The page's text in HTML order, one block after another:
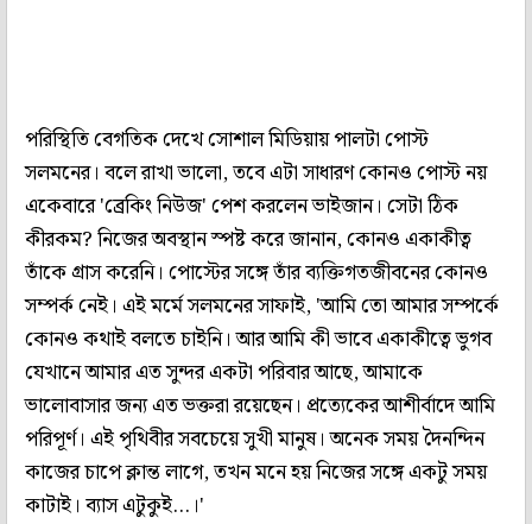
পরিস্থিতি বেগতিক দেখে সোশাল মিডিয়ায় পালটা পোস্ট
সলমনের। বলে রাখা ভালো, তবে এটা সাধারণ কোনও পোস্ট নয়
একেবারে 'ব্রেকিং নিউজ' পেশ করলেন ভাইজান। সেটা ঠিক
কীরকম? নিজের অবস্থান স্পষ্ট করে জানান, কোনও একাকীত্ব
তাঁকে গ্রাস করেনি। পোস্টের সঙ্গে তাঁর ব্যক্তিগতজীবনের কোনও
সম্পর্ক নেই। এই মর্মে সলমনের সাফাই, 'আমি তো আমার সম্পর্কে
কোনও কথাই বলতে চাইনি। আর আমি কী ভাবে একাকীত্বে ভুগব
যেখানে আমার এত সুন্দর একটা পরিবার আছে, আমাকে
ভালোবাসার জন্য এত ভক্তরা রয়েছেন। প্রত্যেকের আশীর্বাদে আমি
পরিপূর্ণ। এই পৃথিবীর সবচেয়ে সুখী মানুষ। অনেক সময় দৈনন্দিন
কাজের চাপে ক্লান্ত লাগে, তখন মনে হয় নিজের সঙ্গে একটু সময়
কাটাই। ব্যাস এটুকুই...।'